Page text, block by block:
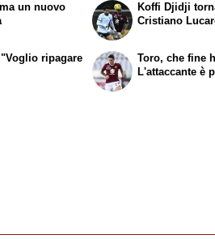
un nuovo
ripagare
Koffi Djidji
Cristiano
Toro, che fine
L'attaccante è